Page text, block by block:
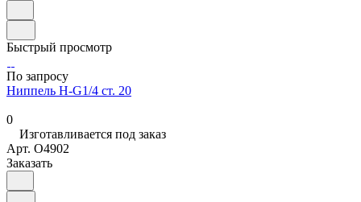
Быстрый просмотр
По запросу
Ниппель Н-G1/4 ст. 20
0
Изготавливается под заказ
Арт. O4902
Заказать